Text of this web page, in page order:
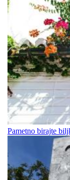
Pametno birajte